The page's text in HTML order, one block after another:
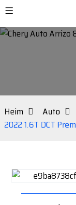
Heim Auto
2022 1.6T DCT